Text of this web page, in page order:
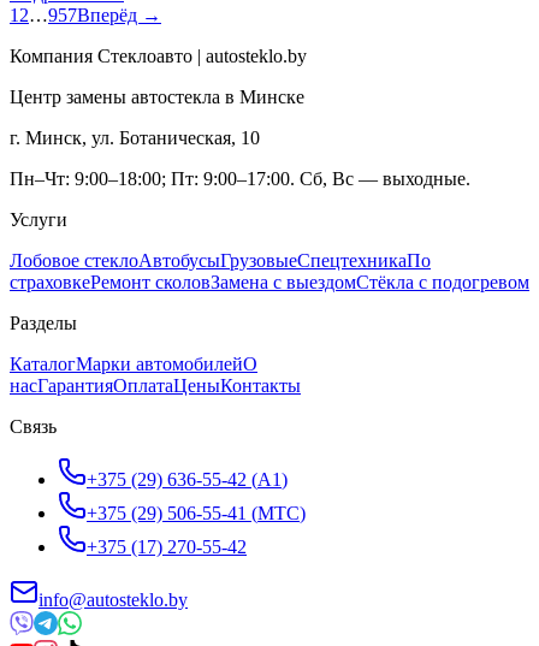
1 2…957Вперёд →
Компания Стеклоавто | autosteklo.by
Центр замены автостекла в Минске
г. Минск, ул. Ботаническая, 10
Пн–Чт: 9:00–18:00; Пт: 9:00–17:00. Сб, Вс — выходные.
Услуги
Лобовое стеклоАвтобусыГрузовыеСпецтехникаПо
страховкеРемонт сколовЗамена с выездомСтёкла с подогревом
Разделы
КаталогМарки автомобилейО
насГарантияОплатаЦеныКонтакты
Связь
+375 (29) 636-55-42 (A1)
+375 (29) 506-55-41 (МТС)
+375 (17) 270-55-42
info@autosteklo.by